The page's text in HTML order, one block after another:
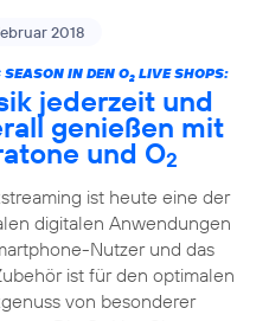
2018
IN DEN O2LIVE SHOPS:
jederzeit und
genießen mit
und O2
ist heute eine der
digitalen Anwendungen
Nutzer und das
ist für den optimalen
von besonderer